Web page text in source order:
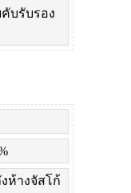
บรับรอง
ห้างจัสโก้